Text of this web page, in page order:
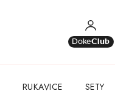
DokeClub
RUKAVICE SETY